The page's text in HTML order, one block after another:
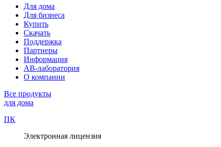
Для дома
Для бизнеса
Купить
Скачать
Поддержка
Партнеры
Информация
АВ-лаборатория
О компании
Все продукты
для дома
ПК
Электронная лицензия